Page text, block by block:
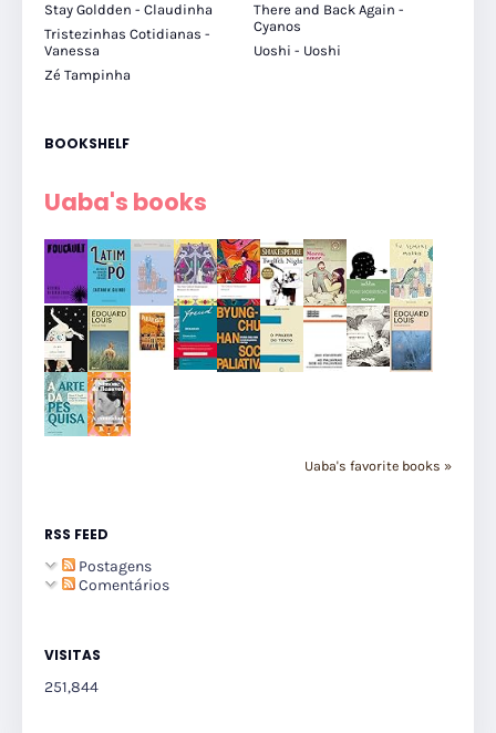
Stay Goldden - Claudinha
There and Back Again -
Cyanos
Tristezinhas Cotidianas -
Vanessa
Uoshi - Uoshi
Zé Tampinha
BOOKSHELF
Uaba's books
Uaba's favorite books »
RSS FEED
Postagens
Comentários
VISITAS
251,844